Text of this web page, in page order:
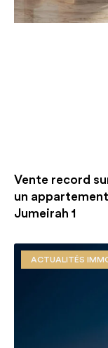
Vente record
un
Jumeirah 1
ACTUALITÉS